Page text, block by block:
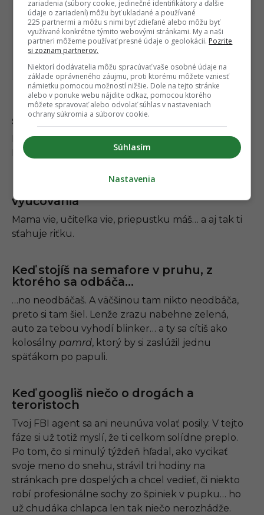
Keď zrušíš predplatné tesne pred
skončením skúšobného obdobia
Nikdy si nemal v pláne to reálne začať platiť.
Netvár sa, že hej.
vyučovania
Mama vie, učiteľka vie, priepustku máš… a aj tak ti
sťahuje riťku.
Keď stojíš na semafore v pruhu, z
ktorého sa odbáča…
…no neodbáčaš. A väčšinou tam nikto neodbáča,
preto si tam šiel. Lenže zrazu nabehne zelená,
auto za tebou vyhodí blinker… a ty sa cítiš ako
kolosálny pamrd, ktorý by si zaslúžil jednu
späťákom po papuli.
Keď googliš niečo o drogách a
teroristoch
Tvoj FBI agent sa ani neunúva volať posily. V tejto
fáze si už totiž myslí, že ti celkom solídne preplo.
Po tom, čo si minulý týždeň hľadal, ako vycikať
svoje meno do snehu, strávil tri hodiny na
stránkach pre dospelých a chcel vedieť, či niekto
robí profesionálne sochy zo špiniek v pupku… ho
už chudáka chlapca len tak niečo nerozhádže.
zariadenia (súbory cookie, jedinečné identifikátory a ďalšie
údaje o zariadení) môžu byť ukladané a používané
225 partnermi a môžu s nimi byť zdieľané alebo môžu byť
využívané konkrétne týmito webovými stránkami. My a naši
partneri môžeme používať presné údaje o geolokácii. Pozrite
si zoznam partnerov.
Niektorí dodávatelia môžu spracúvať vaše osobné údaje na
základe oprávneného záujmu, proti ktorému môžete vzniesť
námietku pomocou možností nižšie. Dole na tejto stránke
alebo v ponuke webu nájdite odkaz, pomocou ktorého
môžete spravovať alebo odvolať súhlas v nastaveniach
ochrany súkromia a súborov cookie.
Súhlasím
Nastavenia